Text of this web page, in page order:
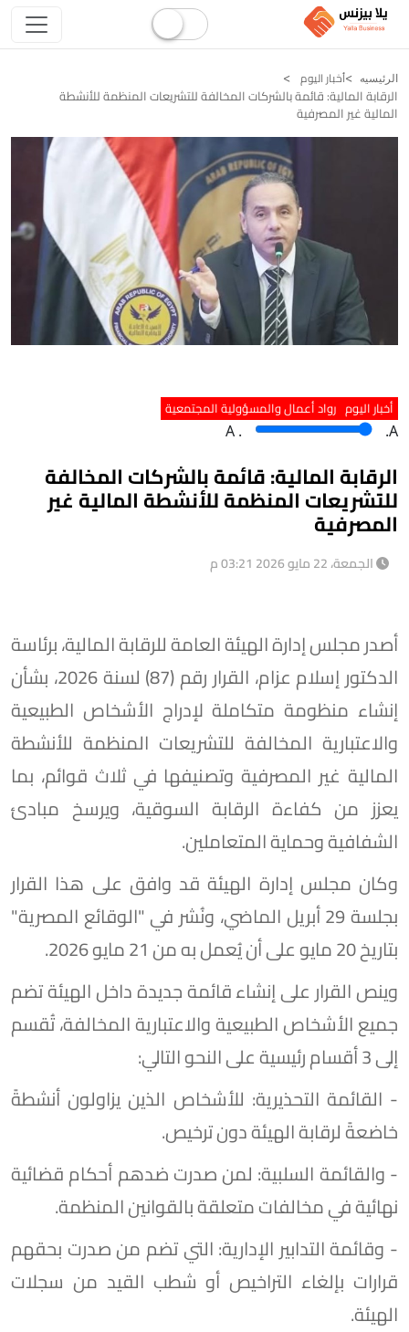
الرئيسيه أخبار اليوم
الرقابة المالية: قائمة بالشركات المخالفة للتشريعات المنظمة للأنشطة
المالية غير المصرفية
أخبار اليوم رواد أعمال والمسؤولية المجتمعية
A . .A
الرقابة المالية: قائمة بالشركات المخالفة
للتشريعات المنظمة للأنشطة المالية غير
المصرفية
الجمعة، 22 مايو 2026 03:21 م
أصدر مجلس إدارة الهيئة العامة للرقابة المالية، برئاسة
الدكتور إسلام عزام، القرار رقم (87) لسنة 2026، بشأن
إنشاء منظومة متكاملة لإدراج الأشخاص الطبيعية
والاعتبارية المخالفة للتشريعات المنظمة للأنشطة
المالية غير المصرفية وتصنيفها في ثلاث قوائم، بما
يعزز من كفاءة الرقابة السوقية، ويرسخ مبادئ
الشفافية وحماية المتعاملين.
وكان مجلس إدارة الهيئة قد وافق على هذا القرار
بجلسة 29 أبريل الماضي، ونُشر في "الوقائع المصرية"
بتاريخ 20 مايو على أن يُعمل به من 21 مايو 2026.
وينص القرار على إنشاء قائمة جديدة داخل الهيئة تضم
جميع الأشخاص الطبيعية والاعتبارية المخالفة، تُقسم
إلى 3 أقسام رئيسية على النحو التالي:
- القائمة التحذيرية: للأشخاص الذين يزاولون أنشطةً
خاضعةً لرقابة الهيئة دون ترخيص.
- والقائمة السلبية: لمن صدرت ضدهم أحكام قضائية
نهائية في مخالفات متعلقة بالقوانين المنظمة.
- وقائمة التدابير الإدارية: التي تضم من صدرت بحقهم
قرارات بإلغاء التراخيص أو شطب القيد من سجلات
الهيئة.